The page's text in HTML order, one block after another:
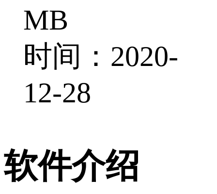
MB
时间：2020-
12-28
软件介绍